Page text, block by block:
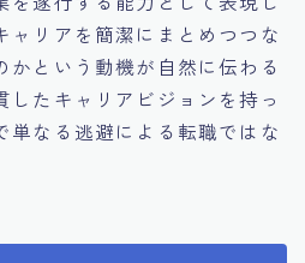
ャリアを簡潔にまとめつつな
かという動機が自然に伝わる
したキャリアビジョンを持っ
単なる逃避による転職ではな